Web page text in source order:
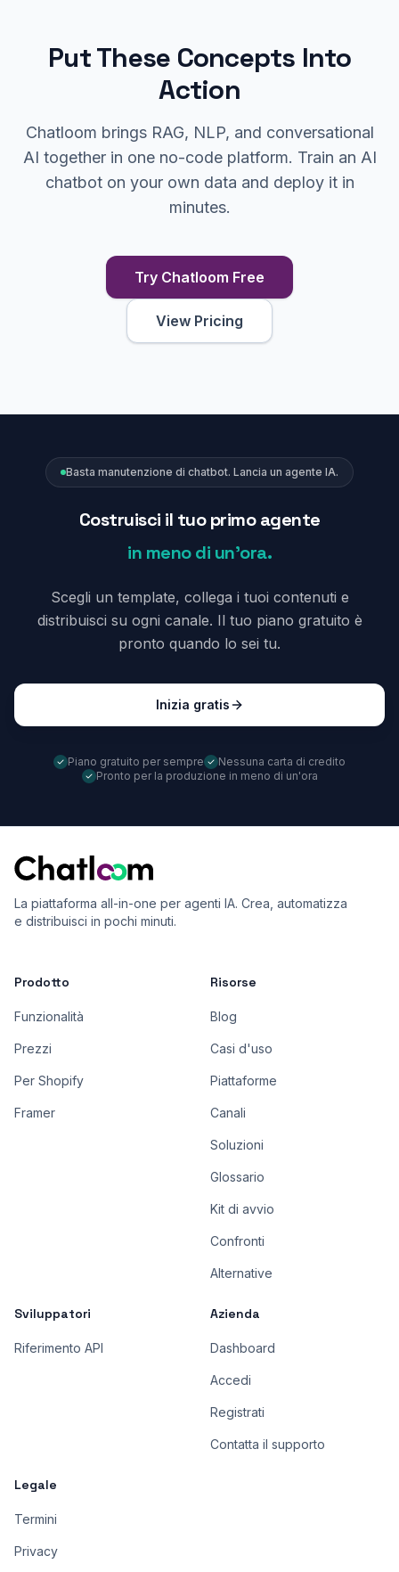
Put These Concepts Into
Action
Chatloom brings RAG, NLP, and conversational
AI together in one no-code platform. Train an AI
chatbot on your own data and deploy it in
minutes.
Try Chatloom Free
View Pricing
Basta manutenzione di chatbot. Lancia un agente IA.
Costruisci il tuo primo agente
in meno di un'ora.
Scegli un template, collega i tuoi contenuti e
distribuisci su ogni canale. Il tuo piano gratuito è
pronto quando lo sei tu.
Inizia gratis
Piano gratuito per sempre
Nessuna carta di credito
Pronto per la produzione in meno di un'ora
La piattaforma all-in-one per agenti IA. Crea, automatizza
e distribuisci in pochi minuti.
Prodotto
Funzionalità
Prezzi
Per Shopify
Framer
Risorse
Blog
Casi d'uso
Piattaforme
Canali
Soluzioni
Glossario
Kit di avvio
Confronti
Alternative
Sviluppatori
Riferimento API
Azienda
Dashboard
Accedi
Registrati
Contatta il supporto
Legale
Termini
Privacy